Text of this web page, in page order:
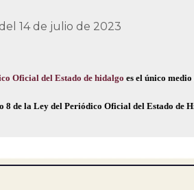
14 de julio de 2023
Oficial del Estado de hidalgo es el único
8 de la Ley del Periódico Oficial del Estado de